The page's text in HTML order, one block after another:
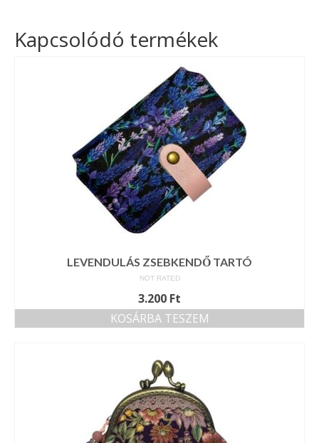
Kapcsolódó termékek
LEVENDULÁS ZSEBKENDŐ TARTÓ
NOT RATED
3.200 Ft
KOSÁRBA TESZEM